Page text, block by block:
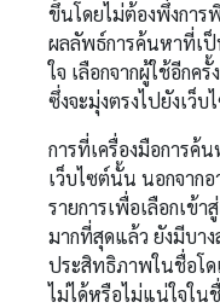
ขึ้นโดยไม่ต้องพึ่งการ
ผลลัพธ์การค้นหาที่เป็
ใจ เลือกจากผู้ใช้อีกค
ซึ่งจะมุ่งตรงไปยังเว็บ
การที่เครื่องมือการค้
เว็บไซต์นั้น นอกจาก
รายการเพื่อเลือกเข้า
มากที่สุดแล้ว ยังมีบา
ประสิทธิภาพในชื่อโด
ไม่ได้หรือไม่แน่ใจใน